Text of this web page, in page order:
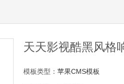
天天影视酷黑风格
模板类型： 苹果CMS模板